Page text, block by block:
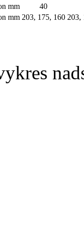
mm
40
mm 203, 175, 160 203,